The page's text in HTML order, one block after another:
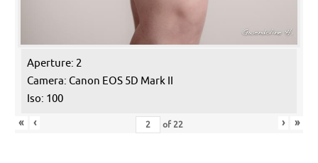
Aperture: 2
Camera: Canon EOS 5D Mark II
Iso: 100
«
‹ of 22 › »